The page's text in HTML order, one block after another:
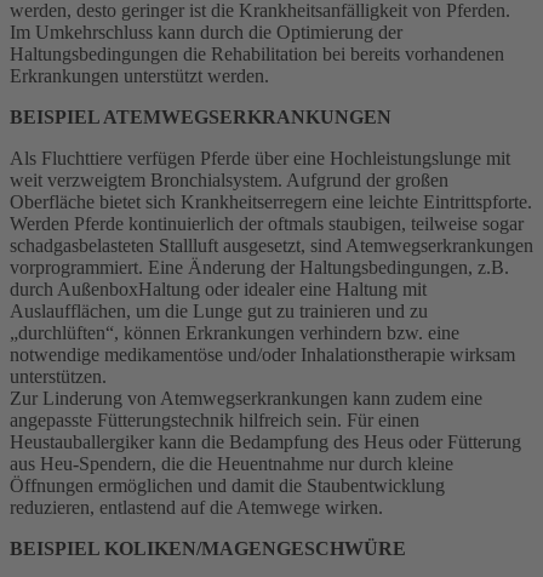
werden, desto geringer ist die Krankheitsanfälligkeit von Pferden.
Im Umkehrschluss kann durch die Optimierung der
Haltungsbedingungen die Rehabilitation bei bereits vorhandenen
Erkrankungen unterstützt werden.
BEISPIEL ATEMWEGSERKRANKUNGEN
Als Fluchttiere verfügen Pferde über eine Hochleistungslunge mit
weit verzweigtem Bronchialsystem. Aufgrund der großen
Oberfläche bietet sich Krankheitserregern eine leichte Eintrittspforte.
Werden Pferde kontinuierlich der oftmals staubigen, teilweise sogar
schadgasbelasteten Stallluft ausgesetzt, sind Atemwegserkrankungen
vorprogrammiert. Eine Änderung der Haltungsbedingungen, z.B.
durch AußenboxHaltung oder idealer eine Haltung mit
Auslaufflächen, um die Lunge gut zu trainieren und zu
„durchlüften“, können Erkrankungen verhindern bzw. eine
notwendige medikamentöse und/oder Inhalationstherapie wirksam
unterstützen.
Zur Linderung von Atemwegserkrankungen kann zudem eine
angepasste Fütterungstechnik hilfreich sein. Für einen
Heustauballergiker kann die Bedampfung des Heus oder Fütterung
aus Heu-Spendern, die die Heuentnahme nur durch kleine
Öffnungen ermöglichen und damit die Staubentwicklung
reduzieren, entlastend auf die Atemwege wirken.
BEISPIEL KOLIKEN/MAGENGESCHWÜRE